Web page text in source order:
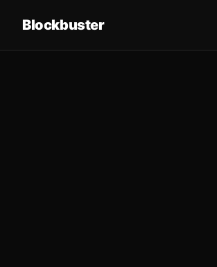
Blockbuster